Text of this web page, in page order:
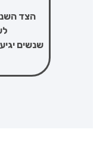
הצד
שנשים